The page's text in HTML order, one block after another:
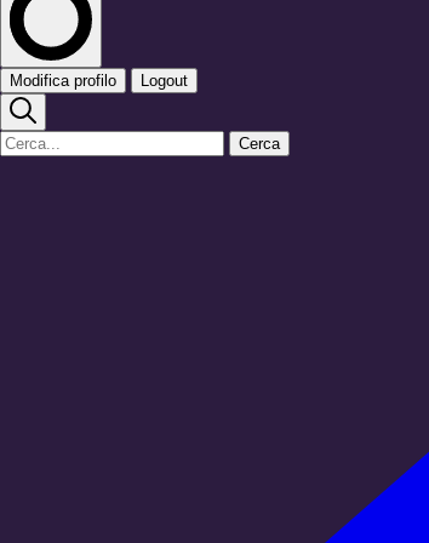
Modifica profilo Logout
Cerca